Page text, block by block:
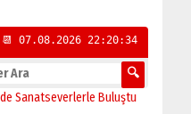
📆 07.08.2026 22:20:35
Buluştu 11:21CHP